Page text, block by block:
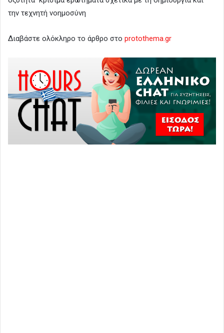
την τεχνητή νοημοσύνη
Διαβάστε ολόκληρο το άρθρο στο protothema.gr